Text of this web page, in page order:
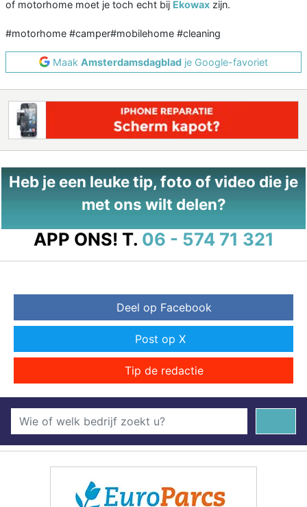
of motorhome moet je toch echt bij Ekowax zijn.
#motorhome #camper#mobilehome #cleaning
Maak Amsterdamsdagblad je Google-favoriet
Heb je een leuke tip, foto of video die je
met ons wilt delen?
APP ONS! T. 06 - 574 71 321
Deel op Facebook
Post op X
Tip de redactie